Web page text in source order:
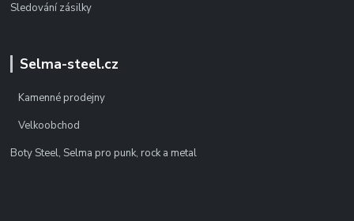
Sledování zásilky
Selma-steel.cz
Kamenné prodejny
Velkoobchod
Boty Steel, Selma pro punk, rock a metal